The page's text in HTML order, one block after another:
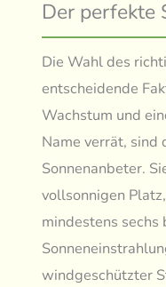
Der perfekte
Die Wahl des
entscheidende
Wachstum und
Name verrät, sind
Sonnenanbeter.
vollsonnigen
mindestens
windgeschützter